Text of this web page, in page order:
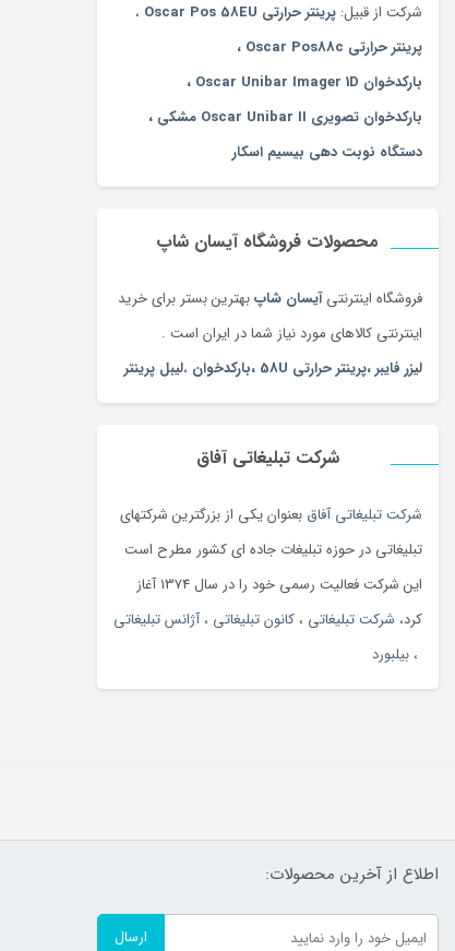
شرکت از قبیل: پرینتر حرارتی Oscar Pos 58EU
،
پرینتر حرارتی Oscar Pos88c
،
بارکدخوان Oscar Unibar Imager 1D
،
بارکدخوان تصویری Oscar Unibar II مشکی
،
دستگاه نوبت دهی بیسیم اسکار
محصولات فروشگاه آیسان شاپ
فروشگاه اینترنتیآیسان شاپبهترین بستر برای خرید
اینترنتی کالاهای مورد نیاز شما در ایران است .
لیزر فایبر،پرینتر حرارتی 58U ،بارکدخوان ،لیبل پرینتر
شرکت تبلیغاتی آفاق
شرکت تبلیغاتی آفاق بعنوان یکی از بزرگترین شرکتهای
تبلیغاتی در حوزه تبلیغات جاده ای کشور مطرح است
این شرکت فعالیت رسمی خود را در سال 1374 آغاز
کرد، شرکت تبلیغاتی ، کانون تبلیغاتی ،آژانس تبلیغاتی
، بیلبورد
اطلاع از آخرین محصولات:
ارسال